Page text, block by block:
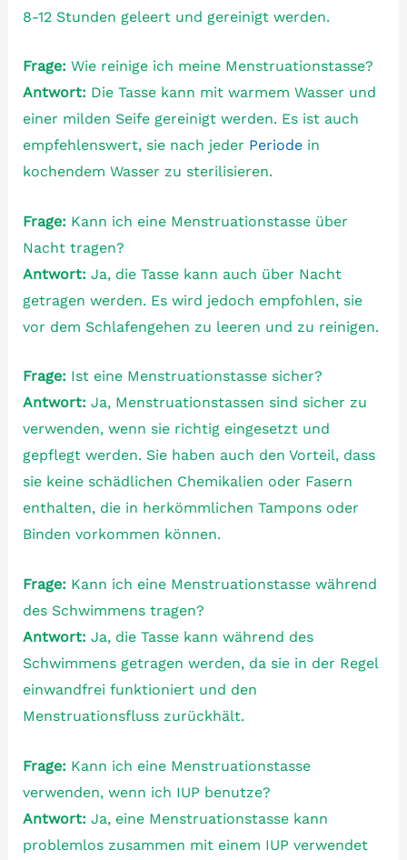
8-12 Stunden geleert und gereinigt werden.
Frage: Wie reinige ich meine Menstruationstasse?
Antwort: Die Tasse kann mit warmem Wasser und
einer milden Seife gereinigt werden. Es ist auch
empfehlenswert, sie nach jeder Periodein
kochendem Wasser zu sterilisieren.
Frage: Kann ich eine Menstruationstasse über
Nacht tragen?
Antwort: Ja, die Tasse kann auch über Nacht
getragen werden. Es wird jedoch empfohlen, sie
vor dem Schlafengehen zu leeren und zu reinigen.
Frage: Ist eine Menstruationstasse sicher?
Antwort: Ja, Menstruationstassen sind sicher zu
verwenden, wenn sie richtig eingesetzt und
gepflegt werden. Sie haben auch den Vorteil, dass
sie keine schädlichen Chemikalien oder Fasern
enthalten, die in herkömmlichen Tampons oder
Binden vorkommen können.
Frage: Kann ich eine Menstruationstasse während
des Schwimmens tragen?
Antwort: Ja, die Tasse kann während des
Schwimmens getragen werden, da sie in der Regel
einwandfrei funktioniert und den
Menstruationsfluss zurückhält.
Frage: Kann ich eine Menstruationstasse
verwenden, wenn ich IUP benutze?
Antwort: Ja, eine Menstruationstasse kann
problemlos zusammen mit einem IUP verwendet